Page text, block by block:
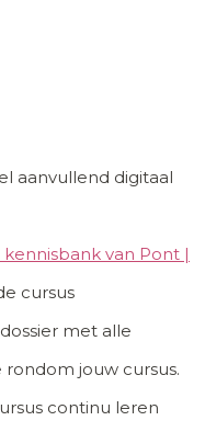
aanvullend digitaal
kennisbank van Pont |
cursus
met alle
jouw cursus.
continu leren